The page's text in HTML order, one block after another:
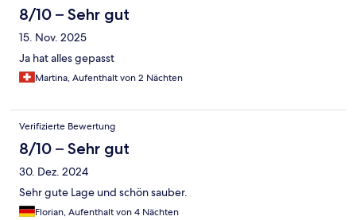
8/10 – Sehr gut
15. Nov. 2025
Ja hat alles gepasst
Martina, Aufenthalt von 2 Nächten
Verifizierte Bewertung
8/10 – Sehr gut
30. Dez. 2024
Sehr gute Lage und schön sauber.
Florian, Aufenthalt von 4 Nächten